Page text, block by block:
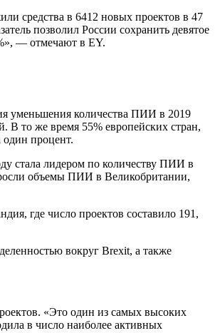
средства в 6412 новых проектов в 47
позволил России сохранить девятое
— отмечают в EY.
уменьшения количества ПИИ в 2019
В то же время 55% европейских стран,
процент.
стала лидером по количеству ПИИ в
объемы ПИИ в Великобритании,
где число проектов составило 191,
вокруг Brexit, а также
«Это один из самых высоких
в число наиболее активных